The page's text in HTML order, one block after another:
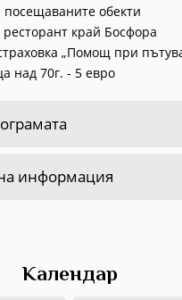
посещаваните обекти
край Босфора
„Помощ при
над 70г. - 5 евро
информация
Календар